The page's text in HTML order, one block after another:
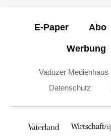
E-Paper Abo
Werbung
Vaduzer Medienhaus
Datenschutz